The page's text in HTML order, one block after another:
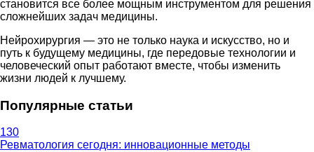
становится все более мощным инструментом для решения
сложнейших задач медицины.
Нейрохирургия — это не только наука и искусство, но и
путь к будущему медицины, где передовые технологии и
человеческий опыт работают вместе, чтобы изменить
жизни людей к лучшему.
Популярные статьи
130
Ревматология сегодня: инновационные методы